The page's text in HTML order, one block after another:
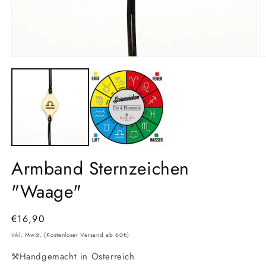
1
Armband Sternzeichen
"Waage"
Normaler
Preis
€16,90
Inkl. MwSt. (Kostenloser Versand ab 60€)
⚒️Handgemacht in Österreich